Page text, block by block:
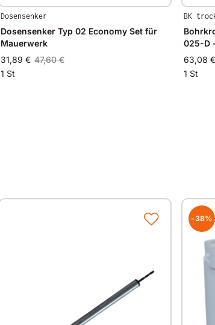
Dosensenker
Dosensenker Typ 02 Economy Set für
Mauerwerk
31,89 € 47,60 €
1 St
BK
025-D
63,08 €
1 St
-38%